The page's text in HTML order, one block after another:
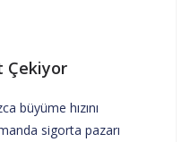
Çekiyor
büyüme hızını
sigorta pazarı